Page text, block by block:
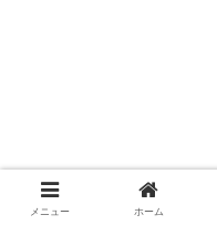
メニュー ホーム